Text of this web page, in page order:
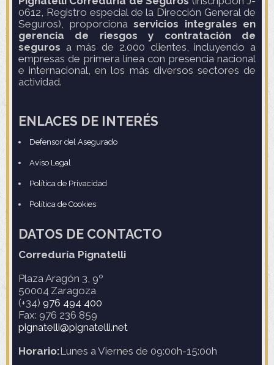
0612, Registro especial de la Dirección General de
Seguros), proporciona servicios integrales en
gerencia de riesgos y contratación de
seguros a más de 2.000 clientes, incluyendo a
empresas de primera línea con presencia nacional
e internacional, en los más diversos sectores de
actividad.
ENLACES DE INTERÉS
Defensor del Asegurado
Aviso Legal
Política de Privacidad
Política de Cookies
DATOS DE CONTACTO
Correduría Pignatelli
Plaza Aragón 3, 9º
50004 Zaragoza
(+34) 976 494 400
Fax: 976 236 859
pignatelli@pignatelli.net
Horario:Lunes a Viernes de 09:00h-15:00h